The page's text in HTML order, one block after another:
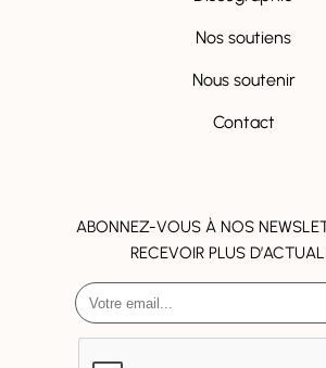
Nos soutiens
Nous soutenir
Contact
ABONNEZ-VOUS À NOS
RECEVOIR PLUS